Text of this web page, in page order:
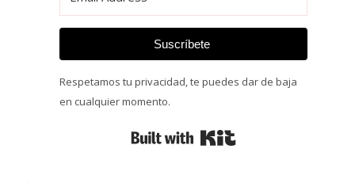
Suscríbete
Respetamos tu privacidad, te puedes dar de baja
en cualquier momento.